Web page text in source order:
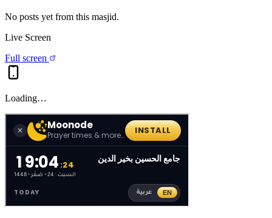
No posts yet from this masjid.
Live Screen
Full screen
Loading…